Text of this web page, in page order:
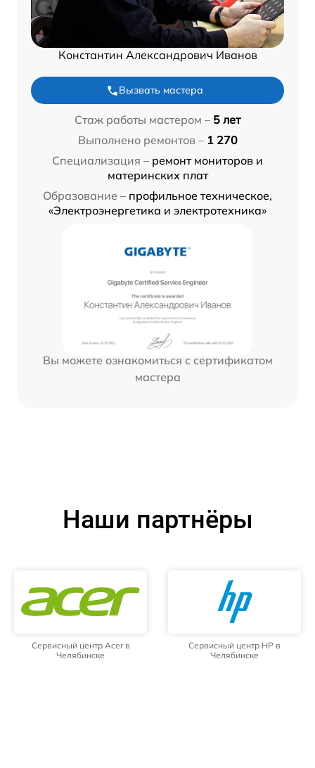
Константин Александрович Иванов
Вызвать мастера
Стаж работы мастером – 5 лет
Выполнено ремонтов – 1 270
Специализация – ремонт мониторов и
материнских плат
Образование – профильное техническое,
«Электроэнергетика и электротехника»
Вы можете ознакомиться с сертификатом
мастера
Наши партнёры
Сервисный центр Acer в
Челябинске
Сервисный центр HP в
Челябинске